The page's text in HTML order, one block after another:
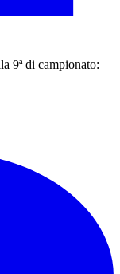
9ª di campionato: